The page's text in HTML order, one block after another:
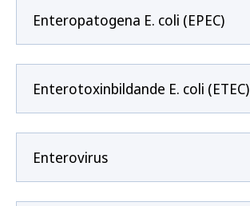
Enteropatogena E. coli (EPEC)
Enterotoxinbildande E. coli (ETEC)
Enterovirus